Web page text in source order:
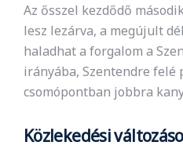
Az ősszel kezdődő
lesz lezárva, a megújult
haladhat a forgalom a
irányába, Szentendre felé
csomópontban jobbra
Közlekedési